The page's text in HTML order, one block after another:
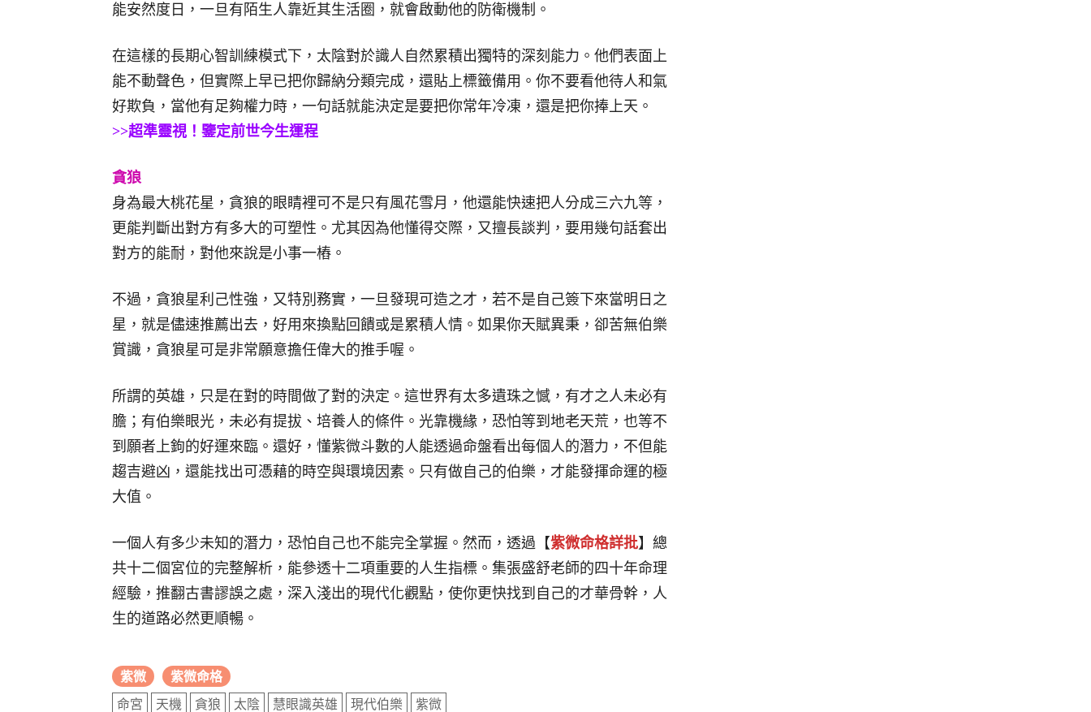
能安然度日，一旦有陌生人靠近其生活圈，就會啟動他的防衛機制。
在這樣的長期心智訓練模式下，太陰對於識人自然累積出獨特的深刻能力。他們表面上
能不動聲色，但實際上早已把你歸納分類完成，還貼上標籤備用。你不要看他待人和氣
好欺負，當他有足夠權力時，一句話就能決定是要把你常年冷凍，還是把你捧上天。
>>超準靈視！鑒定前世今生運程
貪狼
身為最大桃花星，貪狼的眼睛裡可不是只有風花雪月，他還能快速把人分成三六九等，
更能判斷出對方有多大的可塑性。尤其因為他懂得交際，又擅長談判，要用幾句話套出
對方的能耐，對他來說是小事一樁。
不過，貪狼星利己性強，又特別務實，一旦發現可造之才，若不是自己簽下來當明日之
星，就是儘速推薦出去，好用來換點回饋或是累積人情。如果你天賦異秉，卻苦無伯樂
賞識，貪狼星可是非常願意擔任偉大的推手喔。
所謂的英雄，只是在對的時間做了對的決定。這世界有太多遺珠之憾，有才之人未必有
膽；有伯樂眼光，未必有提拔、培養人的條件。光靠機緣，恐怕等到地老天荒，也等不
到願者上鉤的好運來臨。還好，懂紫微斗數的人能透過命盤看出每個人的潛力，不但能
趨吉避凶，還能找出可憑藉的時空與環境因素。只有做自己的伯樂，才能發揮命運的極
大值。
一個人有多少未知的潛力，恐怕自己也不能完全掌握。然而，透過【紫微命格詳批】總
共十二個宮位的完整解析，能參透十二項重要的人生指標。集張盛舒老師的四十年命理
經驗，推翻古書謬誤之處，深入淺出的現代化觀點，使你更快找到自己的才華骨幹，人
生的道路必然更順暢。
紫微 紫微命格
命宮 天機 貪狼 太陰 慧眼識英雄 現代伯樂 紫微